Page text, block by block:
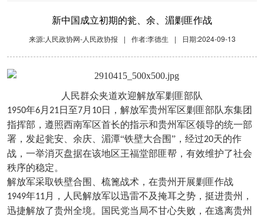
新中国成立初期的瓮、余、湄剿匪作战
来源:人民政协网-人民政协报
| 作者:李德生 | 日期:2024-09-13
人民群众夹道欢迎解放军剿匪部队
1950年6月 21日至7月 10日，解放军贵州军区剿匪部队东集团
指挥部，遵照西南军区首长的指示和贵州军区领导的统一部
署，发起瓮安、余庆、湄潭“铁壁大合围”，经过20天的作
战，一举消灭盘据在该地区王福堂部匪帮，有效维护了社会
秩序的稳定。
解放军采取铁壁合围、梳篦战术，在贵州开展剿匪作战
1949年11月，人民解放军以迅雷不及掩耳之势，挺进贵州，
迅捷解放了贵州全境。国民党当局不甘心失败，在逃离贵州